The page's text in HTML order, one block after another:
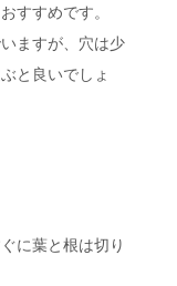
すすめです。
ますが、穴は少
と良いでしょ
に葉と根は切り